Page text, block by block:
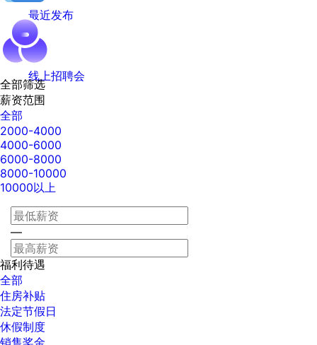
最近发布
线上招聘会
全部筛选
薪资范围
全部
2000-4000
4000-6000
6000-8000
8000-10000
10000以上
—
福利待遇
全部
住房补贴
法定节假日
休假制度